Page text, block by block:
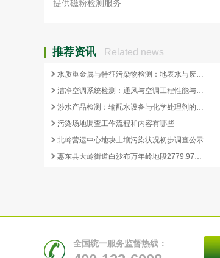
提供磁粉检测服务
推荐资讯 Related news
水质重金属与特征污染物检测：地表水与废水合规边界
洁净空调系统检测：通风与空调工程性能与卫生合规评价
涉水产品检测：输配水设备与化学处理剂的卫生安全合规
污染场地调查工作流程和内容有哪些
北岭营运中心地块土壤污染状况初步调查公示
惠东县大岭街道白沙布万年岭地段2779.97平方米国有建设用地土壤污染状况初步调查报告公示
全国统一服务监督热线：